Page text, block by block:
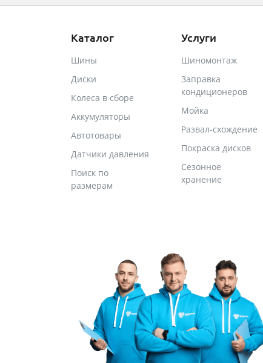
Каталог
Шины
Диски
Колеса в сборе
Аккумуляторы
Автотовары
Датчики давления
Поиск по
размерам
Услуги
Шиномонтаж
Заправка
кондиционеров
Мойка
Развал-схождение
Покраска дисков
Сезонное
хранение